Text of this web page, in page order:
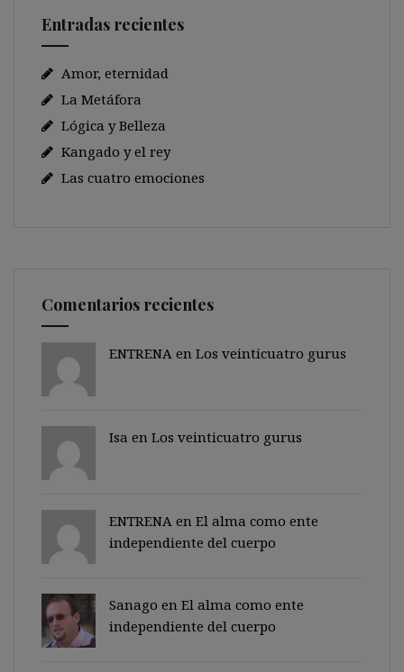
Entradas recientes
Amor, eternidad
La Metáfora
Lógica y Belleza
Kangado y el rey
Las cuatro emociones
Comentarios recientes
ENTRENA en Los veinticuatro gurus
Isa en Los veinticuatro gurus
ENTRENA en El alma como ente
independiente del cuerpo
Sanago en El alma como ente
independiente del cuerpo